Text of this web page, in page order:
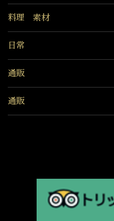
料理 素材
日常
通販
通販